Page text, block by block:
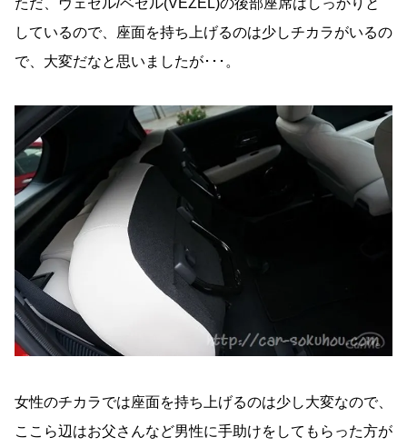
ただ、ヴェゼル/ベゼル(VEZEL)の後部座席はしっかりと
しているので、座面を持ち上げるのは少しチカラがいるの
で、大変だなと思いましたが･･･。
女性のチカラでは座面を持ち上げるのは少し大変なので、
ここら辺はお父さんなど男性に手助けをしてもらった方が